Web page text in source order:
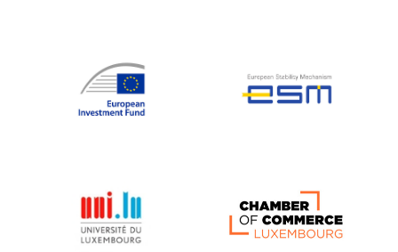
Lars Heikensten
Laura Kovesi
Luc Frieden
Manolis Mavrommatis
Marc Lemaître